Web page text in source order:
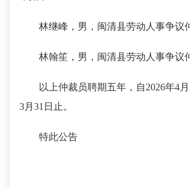
林继峰，男，闽清县劳动人事争议
林翰笙，男，闽清县劳动人事争议
以上仲裁员聘期五年，自2026年4月
3月31日止。
特此公告